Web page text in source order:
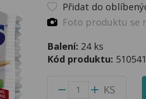
Přidat do
Foto produktu se
Balení: 24 ks
Kód produktu:
KS